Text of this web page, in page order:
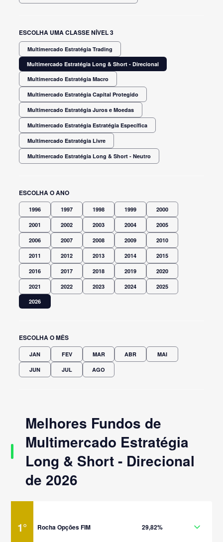
ESCOLHA UMA CLASSE NÍVEL 3
Multimercado Estratégia Trading
Multimercado Estratégia Long & Short - Direcional
Multimercado Estratégia Macro
Multimercado Estratégia Capital Protegido
Multimercado Estratégia Juros e Moedas
Multimercado Estratégia Estratégia Específica
Multimercado Estratégia Livre
Multimercado Estratégia Long & Short - Neutro
ESCOLHA O ANO
1996 1997 1998 1999 2000
2001 2002 2003 2004 2005
2006 2007 2008 2009 2010
2011 2012 2013 2014 2015
2016 2017 2018 2019 2020
2021 2022 2023 2024
2025
2026
ESCOLHA O MÊS
JAN FEV MAR ABR MAI
JUN JUL AGO
Melhores Fundos de
Multimercado Estratégia
Long & Short - Direcional
de 2026
1° Rocha Opções FIM 29,82%